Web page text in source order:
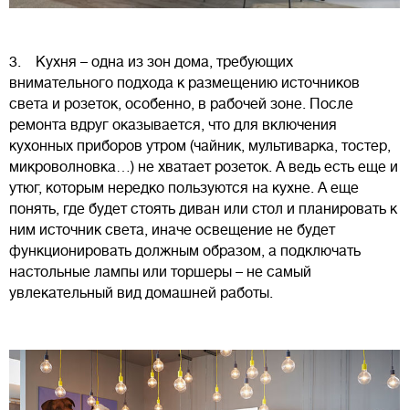
3. Кухня – одна из зон дома, требующих
внимательного подхода к размещению источников
света и розеток, особенно, в рабочей зоне. После
ремонта вдруг оказывается, что для включения
кухонных приборов утром (чайник, мультиварка, тостер,
микроволновка…) не хватает розеток. А ведь есть еще и
утюг, которым нередко пользуются на кухне. А еще
понять, где будет стоять диван или стол и планировать к
ним источник света, иначе освещение не будет
функционировать должным образом, а подключать
настольные лампы или торшеры – не самый
увлекательный вид домашней работы.